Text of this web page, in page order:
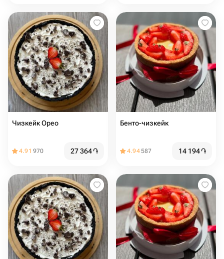
Чизкейк Орео
4.91 970 27 364֏
Бенто-чизкейк
4.94587 14 194֏